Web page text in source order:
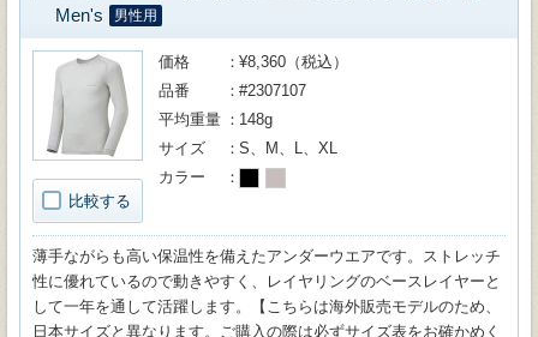
Men's
男性用
比較する
価格
¥8,360（税込）
品番
#2307107
平均重量
148g
サイズ
S、M、L、XL
カラー
薄手ながらも高い保温性を備えたアンダーウエアです。ストレッチ
性に優れているので動きやすく、レイヤリングのベースレイヤーと
して一年を通して活躍します。【こちらは海外販売モデルのため、
日本サイズと異なります。ご購入の際は必ずサイズ表をお確かめく